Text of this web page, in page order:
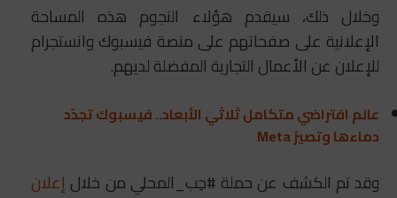
وخلال ذلك، سيقدم هؤلاء النجوم هذه المساحة
الإعلانية على صفحاتهم على منصة فيسبوك وانستجرام
للإعلان عن الأعمال التجارية المفضلة لديهم.
عالم افتراضي متكامل ثلاثي الأبعاد.. فيسبوك تجدّد
دماءها وتصيرُ Meta
وقد تم الكشف عن حملة #حِب_المحلي من خلال إعلان